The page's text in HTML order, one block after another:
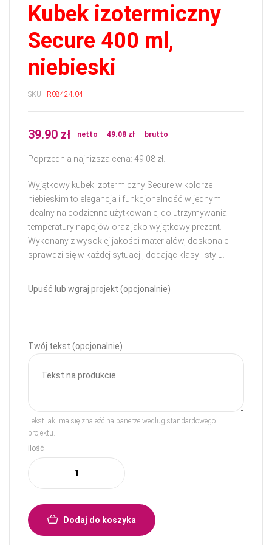
Kubek izotermiczny
Secure 400 ml,
niebieski
SKU : R08424.04
39.90 zł netto 49.08 zł brutto
Poprzednia najniższa cena: 49.08 zł
Wyjątkowy kubek izotermiczny Secure w kolorze
niebieskim to elegancja i funkcjonalność w jednym.
Idealny na codzienne użytkowanie, do utrzymywania
temperatury napojów oraz jako wyjątkowy prezent.
Wykonany z wysokiej jakości materiałów, doskonale
sprawdzi się w każdej sytuacji, dodając klasy i stylu.
Upuść lub wgraj projekt (opcjonalnie)
Twój tekst (opcjonalnie)
Tekst jaki ma się znaleźć na banerze według standardowego
projektu.
ilość
Dodaj do koszyka